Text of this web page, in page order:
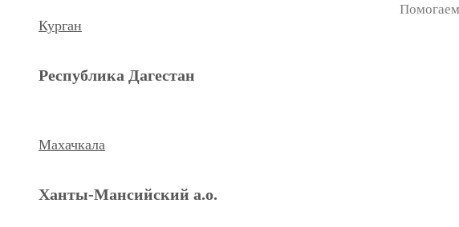
Курган
Республика Дагестан
Махачкала
Ханты-Мансийский а.о.